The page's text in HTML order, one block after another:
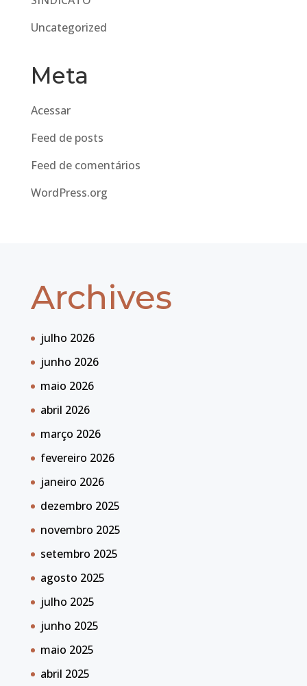
Uncategorized
Meta
Acessar
Feed de posts
Feed de comentários
WordPress.org
Archives
julho 2026
junho 2026
maio 2026
abril 2026
março 2026
fevereiro 2026
janeiro 2026
dezembro 2025
novembro 2025
setembro 2025
agosto 2025
julho 2025
junho 2025
maio 2025
abril 2025